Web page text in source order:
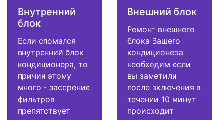
Внутренний
блок
Если сломался
внутренний блок
кондиционера, то
причин этому
много - засорение
фильтров
препятствует
Внешний блок
Ремонт внешнего
блока Вашего
кондиционера
необходим если
вы заметили
после включения в
течении 10 минут
происходит